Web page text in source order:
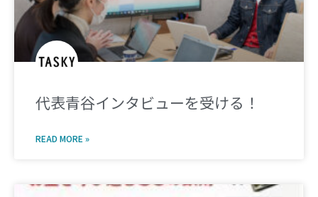
代表青谷インタビューを受ける！
READ MORE »